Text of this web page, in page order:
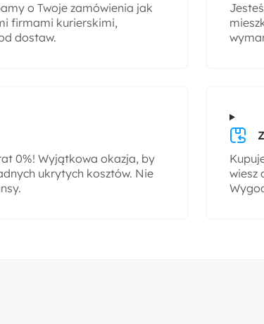
o Twoje zamówienia jak
firmami kurierskimi,
dostaw.
0%! Wyjątkowa okazja, by
ukrytych kosztów. Nie
wiesz